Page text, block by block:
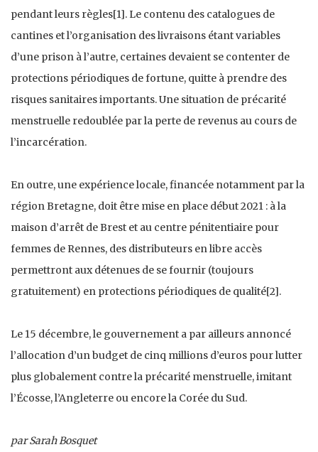
pendant leurs règles[1]. Le contenu des catalogues de
cantines et l’organisation des livraisons étant variables
d’une prison à l’autre, certaines devaient se contenter de
protections périodiques de fortune, quitte à prendre des
risques sanitaires importants. Une situation de précarité
menstruelle redoublée par la perte de revenus au cours de
l’incarcération.
En outre, une expérience locale, financée notamment par la
région Bretagne, doit être mise en place début 2021 : à la
maison d’arrêt de Brest et au centre pénitentiaire pour
femmes de Rennes, des distributeurs en libre accès
permettront aux détenues de se fournir (toujours
gratuitement) en protections périodiques de qualité[2].
Le 15 décembre, le gouvernement a par ailleurs annoncé
l’allocation d’un budget de cinq millions d’euros pour lutter
plus globalement contre la précarité menstruelle, imitant
l’Écosse, l’Angleterre ou encore la Corée du Sud.
par Sarah Bosquet